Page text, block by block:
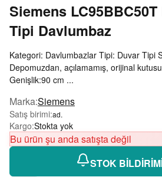
Siemens
Tipi Davlumbaz
Kategori: Davlumbazlar Tipi: Duvar Tipi
Depomuzdan, açılamamış, orijinal
Genişlik:90 cm ...
Marka:Siemens
Satış birimi:ad.
Kargo:Stokta yok
Bu ürün şu anda satışta değil
STOK